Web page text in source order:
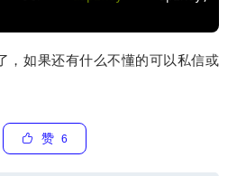
，如果还有什么不懂的可以私信或
赞 6